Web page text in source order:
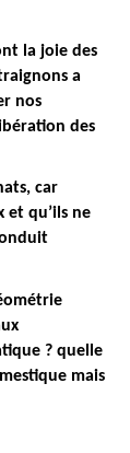
la joie des
a
nos
des
car
et qu’ils ne
? quelle
mais